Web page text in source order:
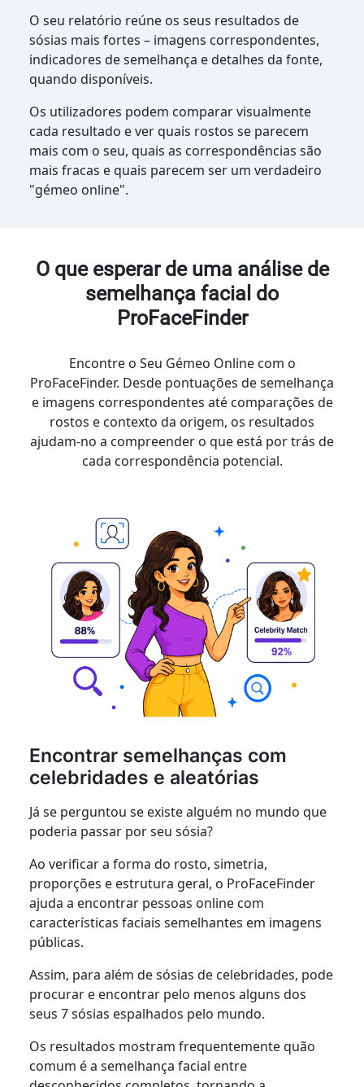
O seu relatório reúne os seus resultados de
sósias mais fortes – imagens correspondentes,
indicadores de semelhança e detalhes da fonte,
quando disponíveis.
Os utilizadores podem comparar visualmente
cada resultado e ver quais rostos se parecem
mais com o seu, quais as correspondências são
mais fracas e quais parecem ser um verdadeiro
"gémeo online".
O que esperar de uma análise de
semelhança facial do
ProFaceFinder
Encontre o Seu Gémeo Online com o
ProFaceFinder. Desde pontuações de semelhança
e imagens correspondentes até comparações de
rostos e contexto da origem, os resultados
ajudam-no a compreender o que está por trás de
cada correspondência potencial.
Encontrar semelhanças com
celebridades e aleatórias
Já se perguntou se existe alguém no mundo que
poderia passar por seu sósia?
Ao verificar a forma do rosto, simetria,
proporções e estrutura geral, o ProFaceFinder
ajuda a encontrar pessoas online com
características faciais semelhantes em imagens
públicas.
Assim, para além de sósias de celebridades, pode
procurar e encontrar pelo menos alguns dos
seus 7 sósias espalhados pelo mundo.
Os resultados mostram frequentemente quão
comum é a semelhança facial entre